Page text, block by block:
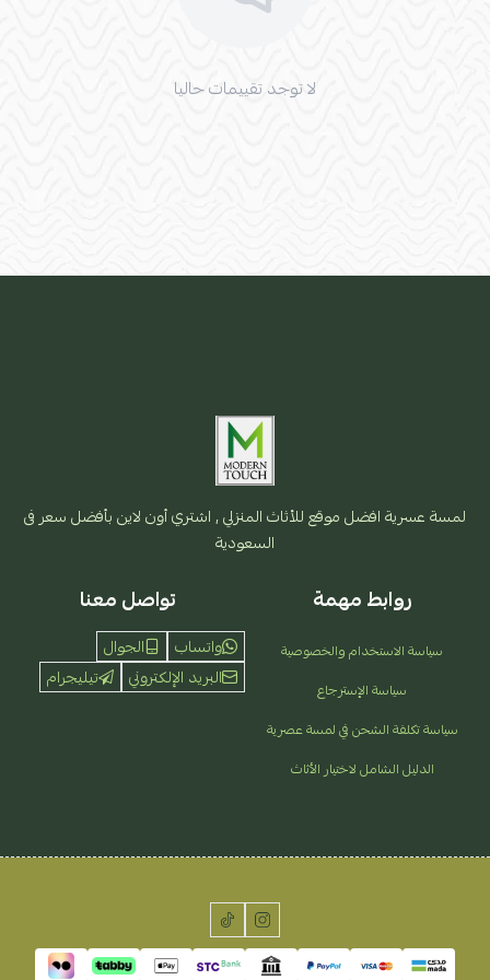
لا توجد تقييمات حاليا
لمسة عسرية افضل موقع للأثاث المنزلي , اشتري أون لاين بأفضل سعر فى
السعودية
روابط مهمة
سياسة الاستخدام والخصوصية
سياسة الإسترجاع
سياسة تكلفة الشحن في لمسة عصرية
الدليل الشامل لاختيار الأثاث
تواصل معنا
واتساب
الجوال
البريد الإلكتروني
تيليجرام